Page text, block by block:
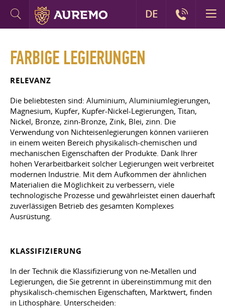
FARBIGE LEGIERUNGEN
RELEVANZ
Die beliebtesten sind: Aluminium, Aluminiumlegierungen,
Magnesium, Kupfer, Kupfer-Nickel-Legierungen, Titan,
Nickel, Bronze, zinn-Bronze, Zink, Blei, zinn. Die
Verwendung von Nichteisenlegierungen können variieren
in einem weiten Bereich physikalisch-chemischen und
mechanischen Eigenschaften der Produkte. Dank Ihrer
hohen Verarbeitbarkeit solcher Legierungen weit verbreitet
modernen Industrie. Mit dem Aufkommen der ähnlichen
Materialien die Möglichkeit zu verbessern, viele
technologische Prozesse und gewährleistet einen dauerhaft
zuverlässigen Betrieb des gesamten Komplexes
Ausrüstung.
KLASSIFIZIERUNG
In der Technik die Klassifizierung von ne-Metallen und
Legierungen, die Sie getrennt in übereinstimmung mit den
physikalisch-chemischen Eigenschaften, Marktwert, finden
in Lithosphäre. Unterscheiden:
DE